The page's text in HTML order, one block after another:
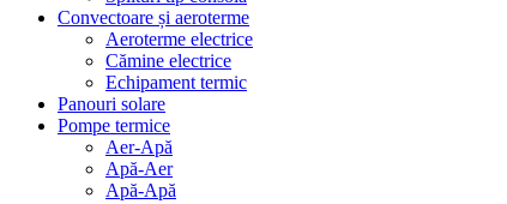
Convectoare și aeroterme
Aeroterme electrice
Cămine electrice
Echipament termic
Panouri solare
Pompe termice
Aer-Apă
Apă-Aer
Apă-Apă